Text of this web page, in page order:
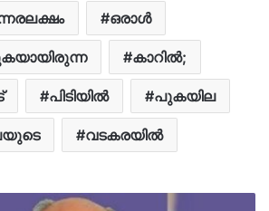
ഒരാൾ
കാറിൽ;
പിടിയിൽ പുകയില
വടകരയിൽ